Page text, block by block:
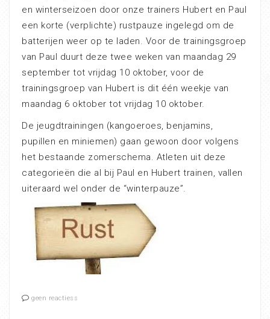
en winterseizoen door onze trainers Hubert en Paul
een korte (verplichte) rustpauze ingelegd om de
batterijen weer op te laden. Voor de trainingsgroep
van Paul duurt deze twee weken van maandag 29
september tot vrijdag 10 oktober, voor de
trainingsgroep van Hubert is dit één weekje van
maandag 6 oktober tot vrijdag 10 oktober.
De jeugdtrainingen (kangoeroes, benjamins,
pupillen en miniemen) gaan gewoon door volgens
het bestaande zomerschema. Atleten uit deze
categorieën die al bij Paul en Hubert trainen, vallen
uiteraard wel onder de “winterpauze”.
geen reactiess